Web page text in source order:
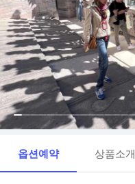
옵션예약 상품소개